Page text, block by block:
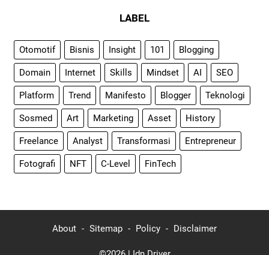
LABEL
Otomotif Bisnis Insight 101 Blogging
Domain Internet Skills Mindset AI SEO
Platform Trend Manifesto Blogger Teknologi
Sosmed Art Marketing Asset History
Freelance Analyst Transformasi Entrepreneur
Fotografi NFT C-Level FinTech
About Sitemap Policy Disclaimer